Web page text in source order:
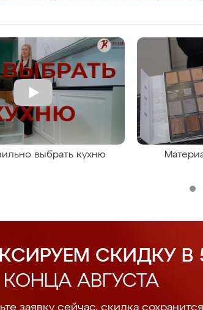
выбрать кухню
СКИДКУ В
АВГУСТА
заявку сейчас, скидка